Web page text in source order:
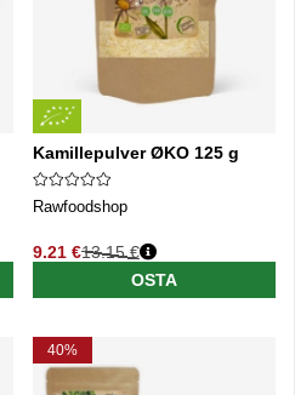
Kamillepulver ØKO 125 g
Rawfoodshop
9.21 €
Normaali hinta
13.15 €
OSTA
40%